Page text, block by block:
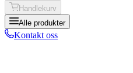
Handlekurv
Alle produkter
Kontakt oss